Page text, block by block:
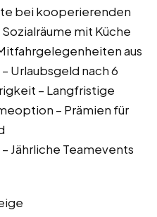
bei kooperierenden
mit Küche
aus
Urlaubsgeld nach 6
– Langfristige
– Prämien für
Jährliche Teamevents